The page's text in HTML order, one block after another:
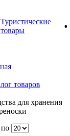
Туристические
товары
товаров
для хранения